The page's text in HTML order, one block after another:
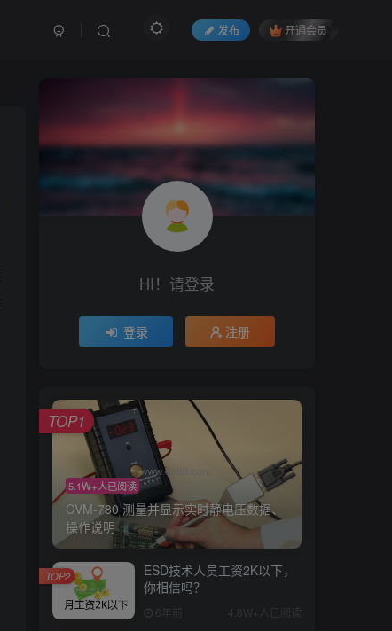
发布 开通会员
HI！请登录
登录 注册
5.1W+人已阅读
CVM-780 测量并显示实时静电压数据、
操作说明
TOP1
ESD技术人员工资2K以下，
你相信吗？
6年前 4.8W+人已阅读
TOP2